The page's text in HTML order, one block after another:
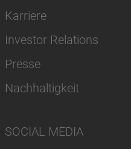
Karriere
Investor Relations
Presse
Nachhaltigkeit
SOCIAL MEDIA